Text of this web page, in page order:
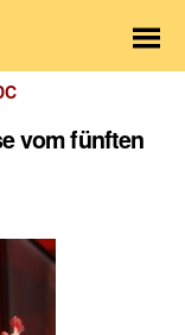
vom fünften